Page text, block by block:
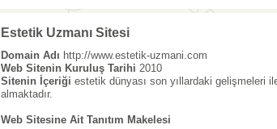
Estetik Uzmanı Sitesi
Domain Adı http://www.estetik-uzmani.com
Web Sitenin Kuruluş Tarihi 2010
Sitenin İçeriği estetik dünyası son yıllardaki gelişmeleri
almaktadır.
Web Sitesine Ait Tanıtım Makelesi